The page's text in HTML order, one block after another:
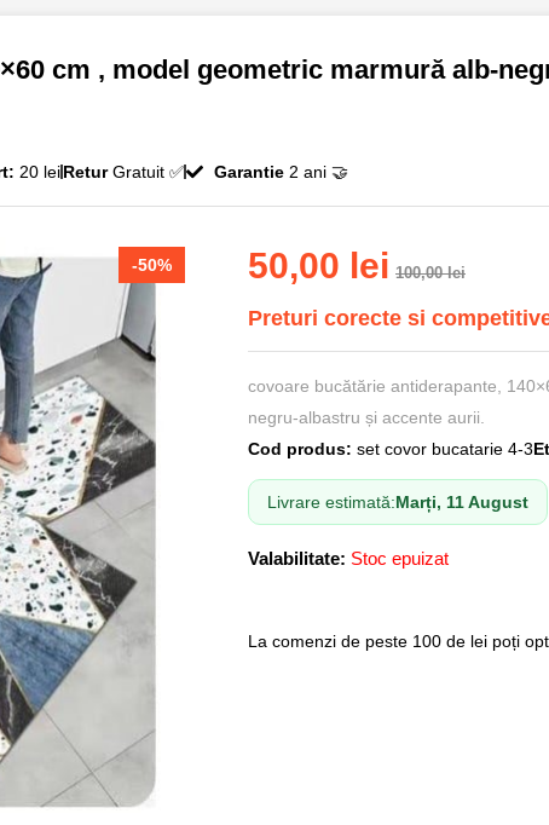
cm , model geometric marmură alb-
20 leiReturGratuit ✅ Garantie2 ani 🤝
-50% 50,00 lei 100,00lei
Preturi corecte si
covoare bucătărie antiderapante,
negru-albastru și accente aurii.
Cod produs: set covor bucatarie 4-3
Livrare estimată:Marți, 11 August
Valabilitate: Stoc epuizat
La comenzi de peste 100 de lei poți